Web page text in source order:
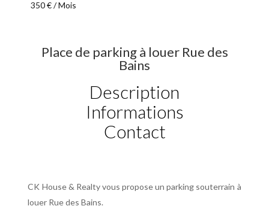
350 € / Mois
Place de parking à louer Rue des
Bains
Description
Informations
Contact
CK House & Realty vous propose un parking souterrain à
louer Rue des Bains.